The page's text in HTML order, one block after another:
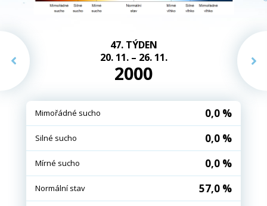
47. TÝDEN
20. 11. – 26. 11.
2000
Mimořádné sucho 0,0 %
Silné sucho 0,0 %
Mírné sucho 0,0 %
Normální stav 57,0 %